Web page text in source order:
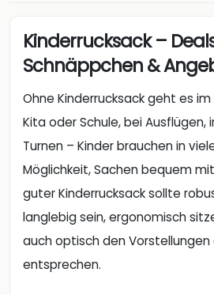
Kinderrucksack –
Schnäppchen &
Ohne Kinderrucksack geht es
Kita oder Schule, bei Ausflügen,
Turnen – Kinder brauchen in
Möglichkeit, Sachen bequem
guter Kinderrucksack sollte
langlebig sein, ergonomisch
auch optisch den Vorstellungen
entsprechen.